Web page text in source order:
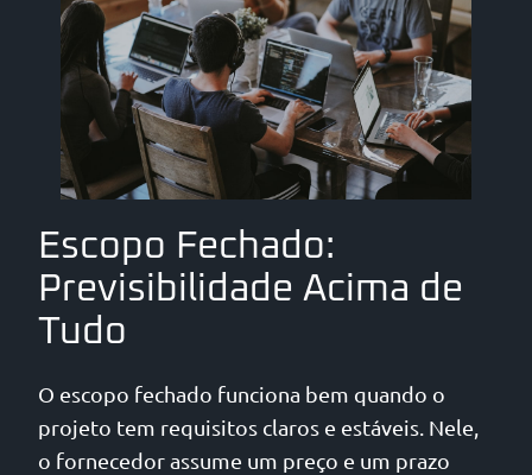
Escopo Fechado:
Previsibilidade Acima de
Tudo
O escopo fechado funciona bem quando o
projeto tem requisitos claros e estáveis. Nele,
o fornecedor assume um preço e um prazo